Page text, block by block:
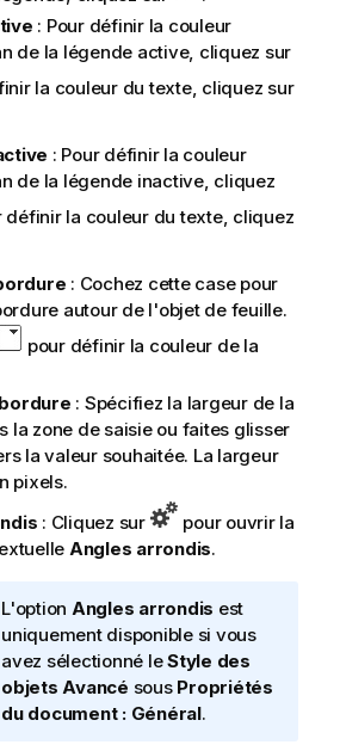
: Pour définir la couleur
de la légende active, cliquez sur
la couleur du texte, cliquez sur
: Pour définir la couleur
de la légende inactive, cliquez
définir la couleur du texte, cliquez
: Cochez cette case pour
autour de l'objet de feuille.
pour définir la couleur de la
: Spécifiez la largeur de la
la zone de saisie ou faites glisser
la valeur souhaitée. La largeur
pixels.
: Cliquez sur
pour ouvrir la
Angles arrondis.
N
o
t
e
I
L'option Angles arrondis est
uniquement disponible si vous
avez sélectionné leStyle des
objets Avancé sous Propriétés
du document : Général.